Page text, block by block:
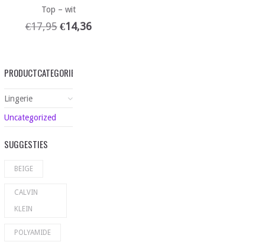
Top – wit
€17,95 €14,36
PRODUCTCATEGORIEËN
Lingerie
Uncategorized
SUGGESTIES
BEIGE
CALVIN
KLEIN
POLYAMIDE